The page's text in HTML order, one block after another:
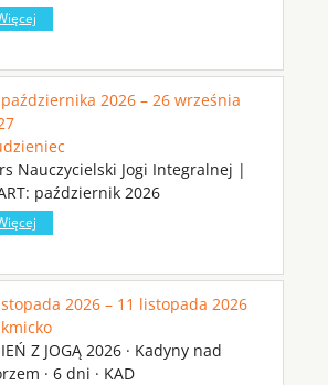
2026 – 26 września
Nauczycielski Jogi Integralnej |
październik 2026
2026 – 11 listopada 2026
Z JOGĄ 2026 · Kadyny nad
· 6 dni · KAD